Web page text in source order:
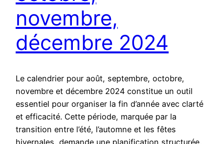
novembre,
décembre 2024
Le calendrier pour août, septembre, octobre,
novembre et décembre 2024 constitue un outil
essentiel pour organiser la fin d’année avec clarté
et efficacité. Cette période, marquée par la
transition entre l’été, l’automne et les fêtes